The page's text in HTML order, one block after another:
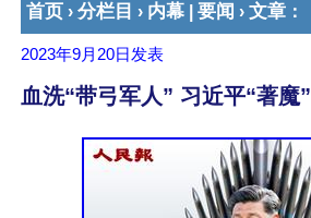
首页 › 分栏目 › 内幕 要闻 › 文章 ：
2023年9月20日 发表
血洗“带弓军人” 习近平“著魔”